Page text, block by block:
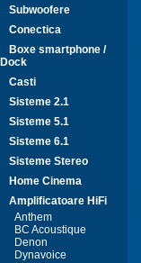
Subwoofere
Conectica
Boxe smartphone /
Dock
Casti
Sisteme 2.1
Sisteme 5.1
Sisteme 6.1
Sisteme Stereo
Home Cinema
Amplificatoare HiFi
Anthem
BC Acoustique
Denon
Dynavoice